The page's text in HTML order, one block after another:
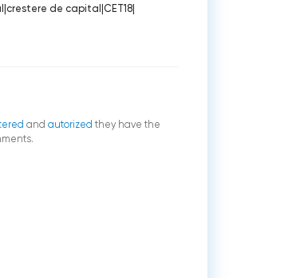
crestere de capital CET18|
and autorized they have the